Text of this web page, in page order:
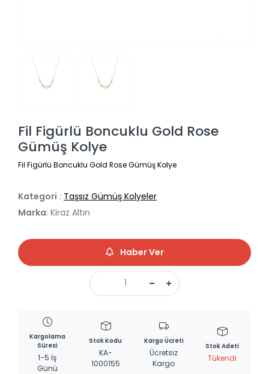
Fil Figürlü Boncuklu Gold Rose
Gümüş Kolye
Fil Figürlü Boncuklu Gold Rose Gümüş Kolye
Kategori : Taşsız Gümüş Kolyeler
Marka: Kiraz Altın
Haber Ver
Kargolama
Süresi
1-5 İş
Günü
Stok Kodu
KA-
1000155
Kargo Ücreti
Ücretsiz
Kargo
Stok Adeti
Tükendi